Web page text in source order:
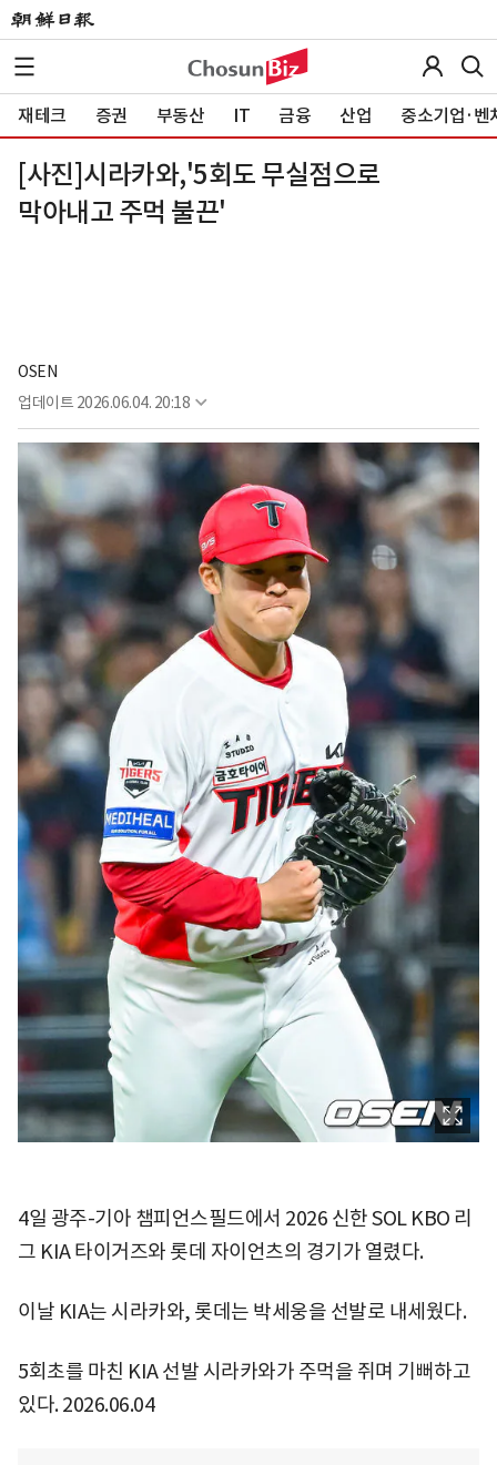
재테크 증권 부동산 IT 금융 산업 중소기업·벤
[사진]시라카와,'5회도 무실점으로
막아내고 주먹 불끈'
OSEN
업데이트 2026.06.04. 20:18
4일 광주-기아 챔피언스필드에서 2026 신한 SOL KBO 리
그 KIA 타이거즈와 롯데 자이언츠의 경기가 열렸다.
이날 KIA는 시라카와, 롯데는 박세웅을 선발로 내세웠다.
5회초를 마친 KIA 선발 시라카와가 주먹을 쥐며 기뻐하고
있다. 2026.06.04